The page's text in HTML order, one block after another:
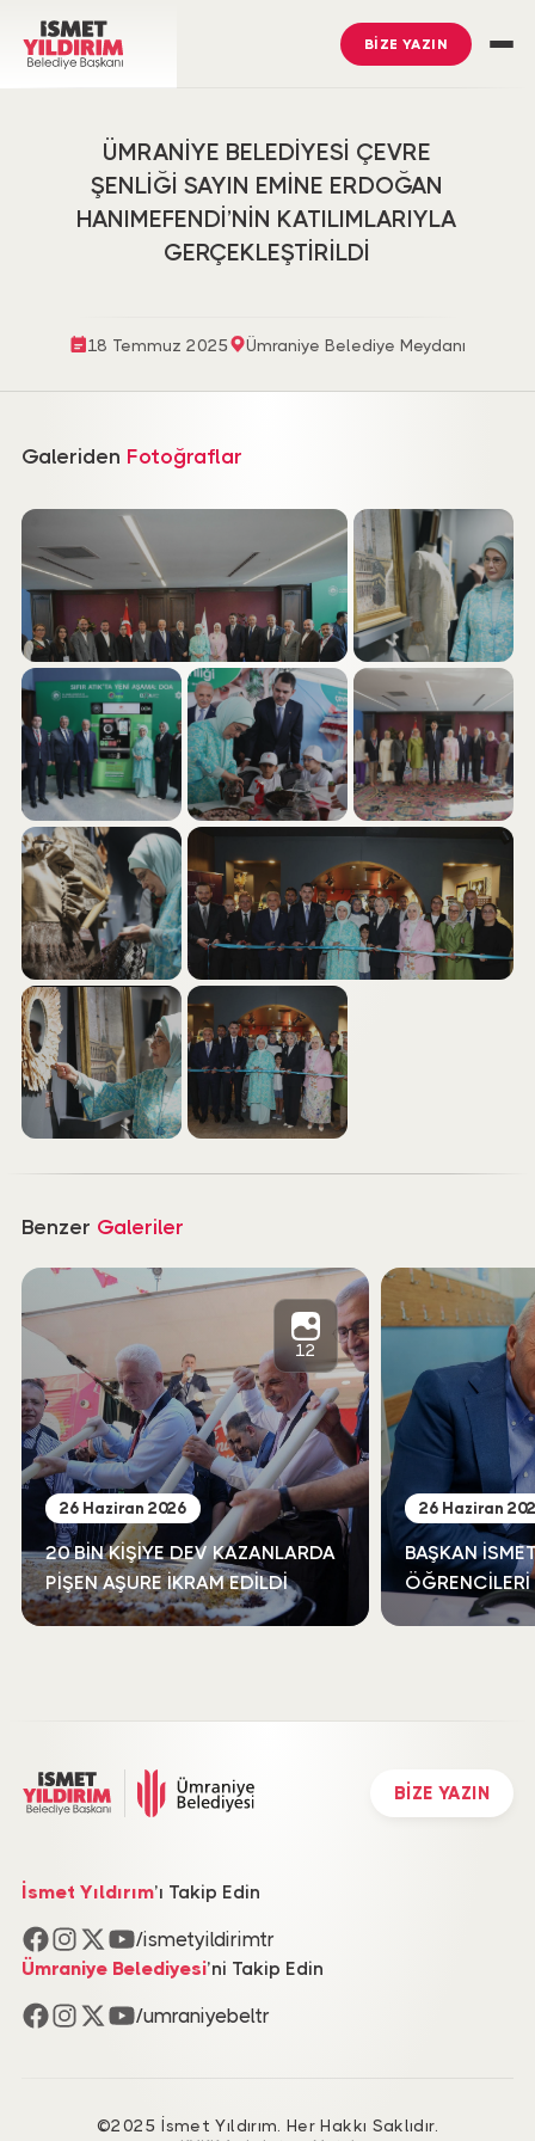
Ümraniye Belediyesi ’ni Takip Edin
BİZE YAZIN
ÜMRANİYE BELEDİYESİ ÇEVRE
ŞENLİĞİ SAYIN EMİNE ERDOĞAN
HANIMEFENDİ’NİN KATILIMLARIYLA
GERÇEKLEŞTİRİLDİ
18 Temmuz 2025 Ümraniye Belediye Meydanı
Galeriden Fotoğraflar
Benzer Galeriler
26 Haziran 2026
20 BİN KİŞİYE DEV KAZANLARDA
PİŞEN AŞURE İKRAM EDİLDİ
12
26 Haziran
BAŞKAN
YALNIZ
PAYLAŞ Fotoğrafı İndir
BİZE YAZIN
İsmet Yıldırım’ı Takip Edin
/ismetyildirimtr
Ümraniye Belediyesi’ni Takip Edin
/umraniyebeltr
©2025 İsmet Yıldırım. Her Hakkı Saklıdır.